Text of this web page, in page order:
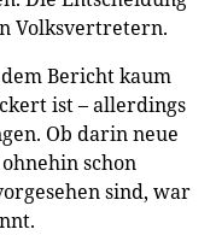
Volksvertretern.
Bericht kaum
ist – allerdings
Ob darin neue
schon
sind, war